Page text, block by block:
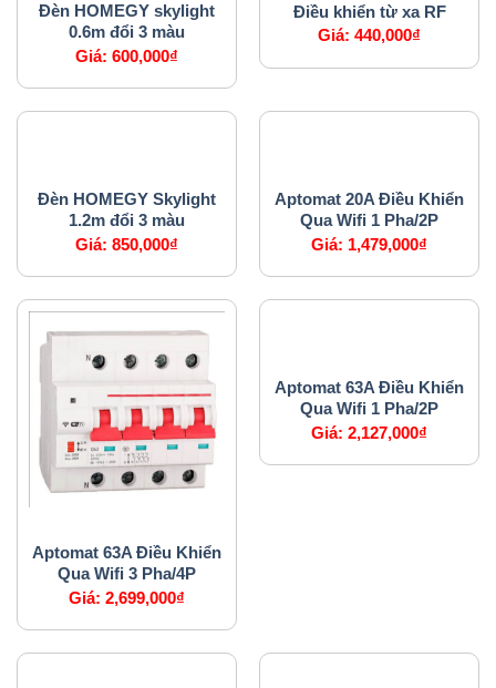
Đèn HOMEGY skylight
0.6m đổi 3 màu
Giá:600,000₫
Điều khiển từ xa RF
Giá:440,000₫
Đèn HOMEGY Skylight
1.2m đổi 3 màu
Giá:850,000₫
Aptomat 20A Điều Khiển
Qua Wifi 1 Pha/2P
Giá: 1,479,000₫
Aptomat 63A Điều Khiển
Qua Wifi 3 Pha/4P
Giá:2,699,000₫
Aptomat 63A Điều Khiển
Qua Wifi 1 Pha/2P
Giá:2,127,000₫